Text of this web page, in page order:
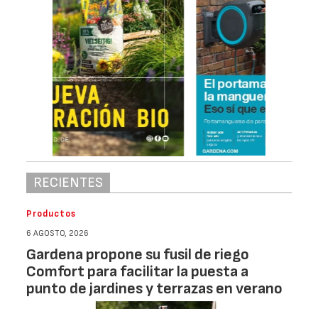
RECIENTES
Productos
6 AGOSTO, 2026
Gardena propone su fusil de riego
Comfort para facilitar la puesta a
punto de jardines y terrazas en verano